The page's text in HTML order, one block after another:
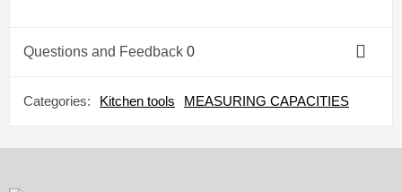
Questions and Feedback 0
Categories: Kitchen tools MEASURING CAPACITIES